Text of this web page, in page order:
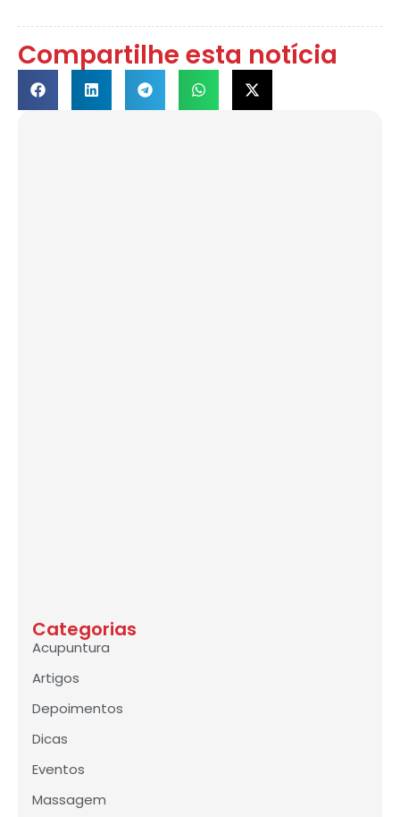
Compartilhe esta notícia
Categorias
Acupuntura
Artigos
Depoimentos
Dicas
Eventos
Massagem